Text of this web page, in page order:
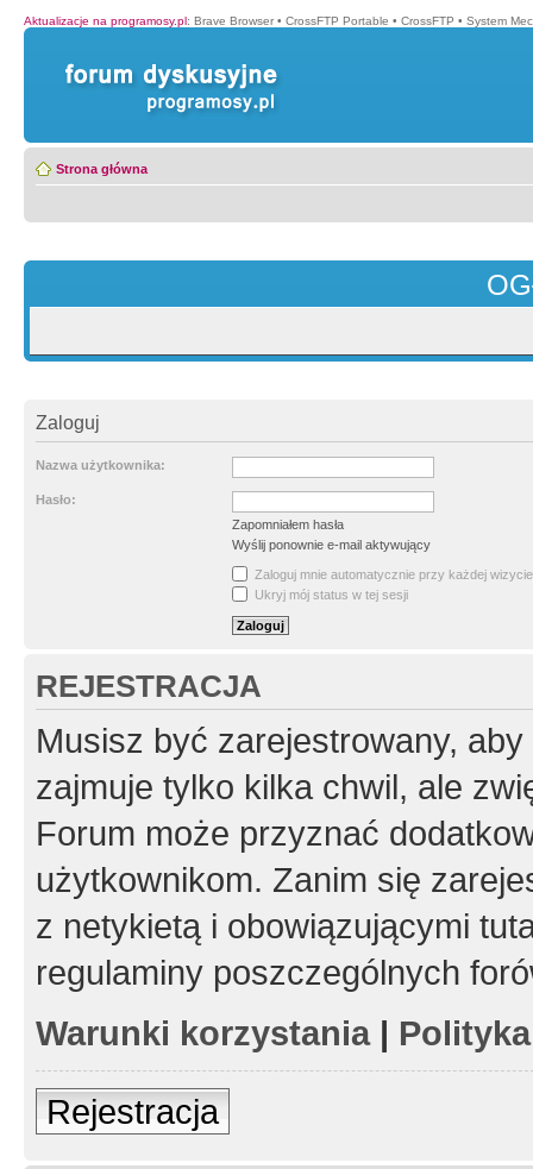
Aktualizacje na programosy.pl: Brave Browser • CrossFTP Portable • CrossFTP • System
Strona główna
Zaloguj
Nazwa użytkownika:
Hasło:
Zapomniałem hasła
Wyślij ponownie e-mail aktywujący
Zaloguj mnie automatycznie przy każdej wizycie
Ukryj mój status w tej sesji
REJESTRACJA
Musisz być zarejestrowany,
zajmuje tylko kilka chwil, ale
Forum może przyznać
użytkownikom. Zanim się
z netykietą i obowiązującymi
regulaminy poszczególnych
Warunki korzystania|
Rejestracja